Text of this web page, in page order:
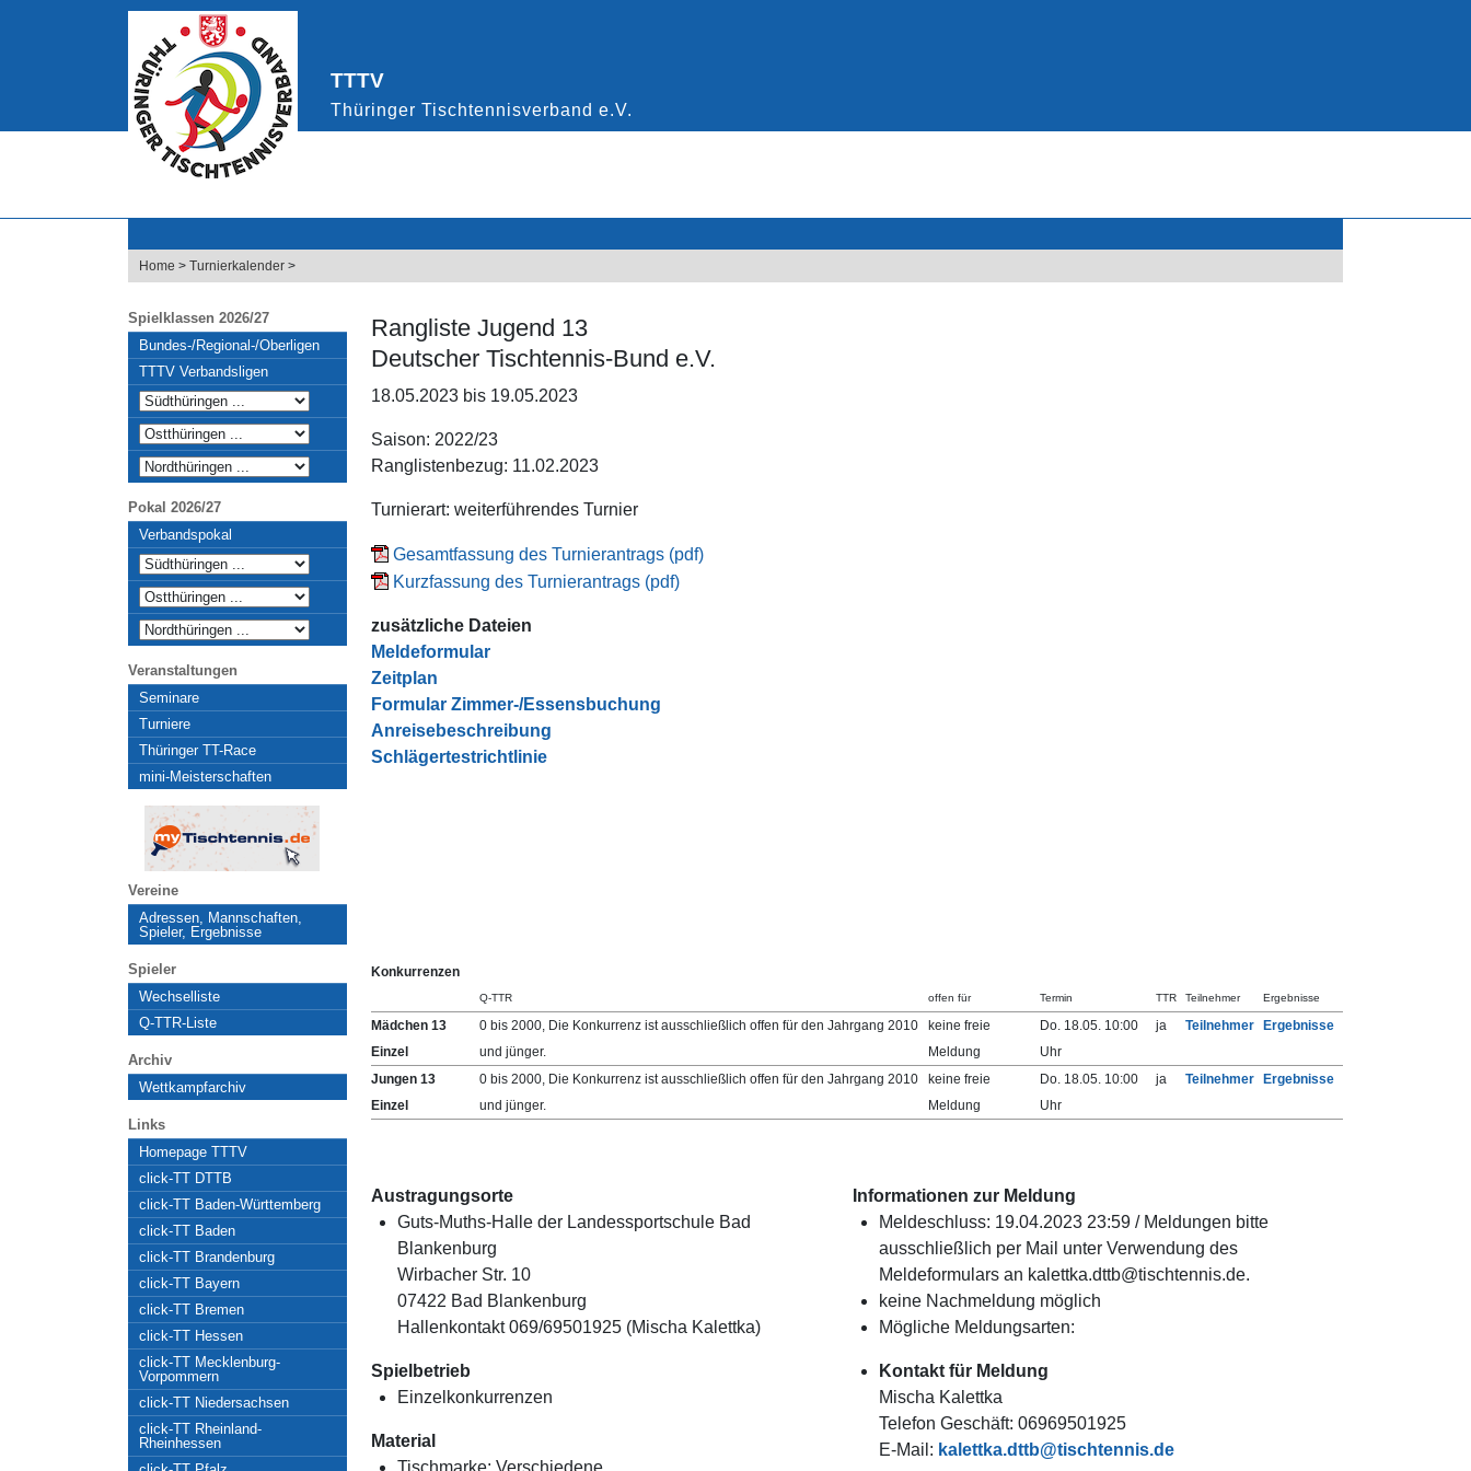
Home > Turnierkalender >
Spielklassen 2026/27
Bundes-/Regional-/Oberligen
TTTV Verbandsligen
Pokal 2026/27
Verbandspokal
Veranstaltungen
Seminare
Turniere
Thüringer TT-Race
mini-Meisterschaften
Vereine
Adressen, Mannschaften,
Spieler, Ergebnisse
Spieler
Wechselliste
Q-TTR-Liste
Archiv
Wettkampfarchiv
Links
Homepage TTTV
click-TT DTTB
click-TT Baden-Württemberg
click-TT Baden
click-TT Brandenburg
click-TT Bayern
click-TT Bremen
click-TT Hessen
click-TT Mecklenburg-
Vorpommern
click-TT Niedersachsen
click-TT Rheinland-
Rheinhessen
Rangliste Jugend 13
Deutscher Tischtennis-Bund e.V.
18.05.2023 bis 19.05.2023
Saison: 2022/23
Ranglistenbezug: 11.02.2023
Turnierart: weiterführendes Turnier
Gesamtfassung des Turnierantrags (pdf)
Kurzfassung des Turnierantrags (pdf)
zusätzliche Dateien
Meldeformular
Zeitplan
Formular Zimmer-/Essensbuchung
Anreisebeschreibung
Schlägertestrichtlinie
Konkurrenzen
Q-TTR offen für Termin TTR Teilnehmer Ergebnisse
Mädchen 13
Einzel
0 bis 2000, Die Konkurrenz ist ausschließlich offen für den Jahrgang 2010
und jünger.
keine freie
Meldung
Do. 18.05. 10:00
Uhr
ja Teilnehmer Ergebnisse
Jungen 13
Einzel
0 bis 2000, Die Konkurrenz ist ausschließlich offen für den Jahrgang 2010
und jünger.
keine freie
Meldung
Do. 18.05. 10:00
Uhr
ja Teilnehmer Ergebnisse
Austragungsorte
Guts-Muths-Halle der Landessportschule Bad
Blankenburg
Wirbacher Str. 10
07422 Bad Blankenburg
Hallenkontakt 069/69501925 (Mischa Kalettka)
Spielbetrieb
Einzelkonkurrenzen
Material
Tischmarke: Verschiedene
Informationen zur Meldung
Meldeschluss: 19.04.2023 23:59 / Meldungen bitte
ausschließlich per Mail unter Verwendung des
Meldeformulars an kalettka.dttb@tischtennis.de.
keine Nachmeldung möglich
Mögliche Meldungsarten:
Kontakt für Meldung
Mischa Kalettka
Telefon Geschäft: 06969501925
E-Mail: kalettka.dttb@tischtennis.de